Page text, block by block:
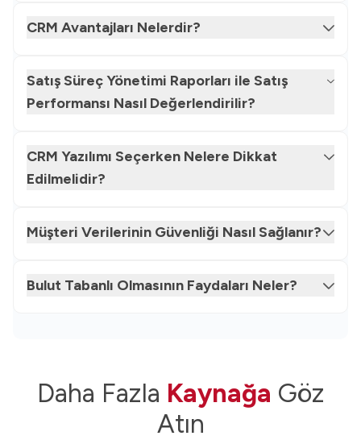
CRM Avantajları Nelerdir?
Satış Süreç Yönetimi Raporları ile Satış
Performansı Nasıl Değerlendirilir?
CRM Yazılımı Seçerken Nelere Dikkat
Edilmelidir?
Müşteri Verilerinin Güvenliği Nasıl Sağlanır?
Bulut Tabanlı Olmasının Faydaları Neler?
Daha Fazla Kaynağa Göz
Atın